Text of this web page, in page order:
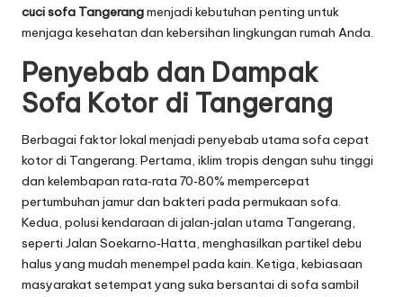
cuci sofa Tangerangmenjadi kebutuhan penting untuk
menjaga kesehatan dan kebersihan lingkungan rumah Anda.
Penyebab dan Dampak
Sofa Kotor di Tangerang
Berbagai faktor lokal menjadi penyebab utama sofa cepat
kotor di Tangerang. Pertama, iklim tropis dengan suhu tinggi
dan kelembapan rata‑rata 70‑80% mempercepat
pertumbuhan jamur dan bakteri pada permukaan sofa.
Kedua, polusi kendaraan di jalan‑jalan utama Tangerang,
seperti Jalan Soekarno‑Hatta, menghasilkan partikel debu
halus yang mudah menempel pada kain. Ketiga, kebiasaan
masyarakat setempat yang suka bersantai di sofa sambil